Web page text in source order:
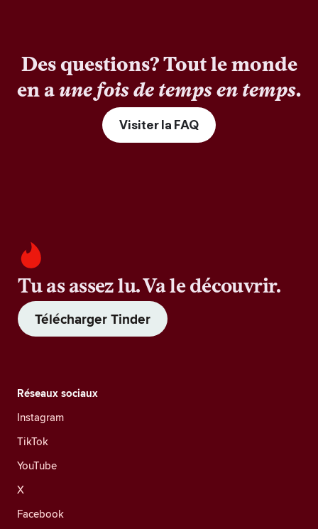
Des questions? Tout le monde
en aune fois de temps en temps.
Visiter la FAQ
Tu as assez lu. Va le découvrir.
Télécharger Tinder
Réseaux sociaux
Instagram
TikTok
YouTube
X
Facebook